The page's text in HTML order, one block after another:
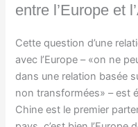
entre l’Europe et
Cette question d’une
avec l’Europe – «on ne
dans une relation basée
non transformées» – est
Chine est le premier